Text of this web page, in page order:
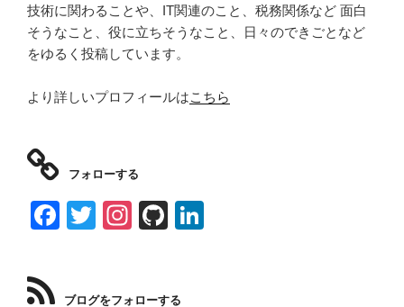
技術に関わることや、IT関連のこと、税務関係など 面白
そうなこと、役に立ちそうなこと、日々のできごとなど
をゆるく投稿しています。
より詳しいプロフィールはこちら
フォローする
F
T
In
Gi
ブログをフォローする